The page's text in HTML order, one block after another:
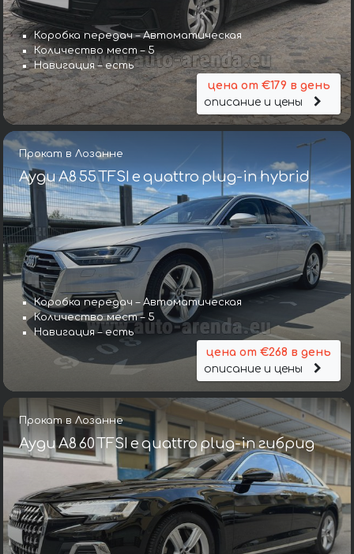
Коробка передач – Автоматическая
Количество мест – 5
Навигация – есть
цена от €179 в день
описание и цены
Прокат в Лозанне
Ауди A8 55 TFSI e quattro plug-in hybrid
Коробка передач – Автоматическая
Количество мест – 5
Навигация – есть
цена от €268 в день
описание и цены
Прокат в Лозанне
Ауди A8 60 TFSI e quattro plug-in гибрид